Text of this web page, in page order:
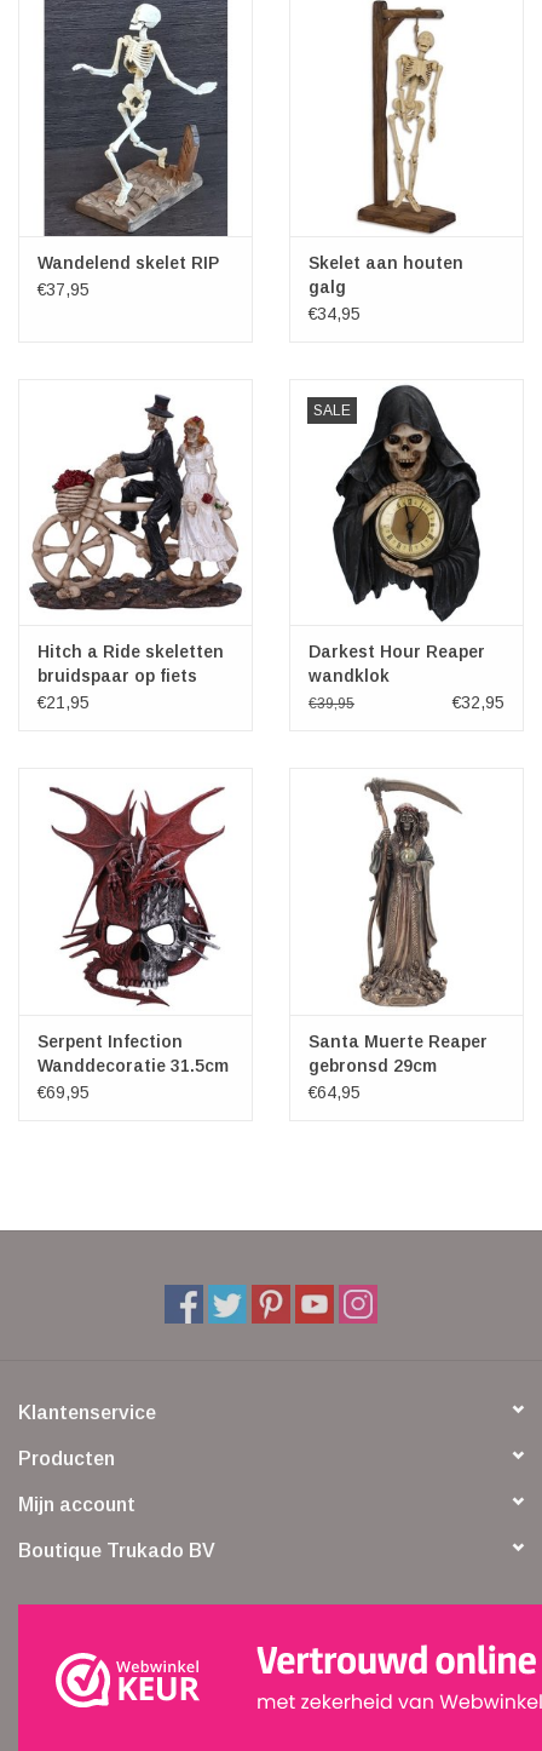
Wandelend skelet RIP
€37,95
Skelet aan houten
galg
€34,95
Hitch a Ride skeletten
bruidspaar op fiets
€21,95
SALE
Darkest Hour Reaper
wandklok
€39,95 €32,95
Serpent Infection
Wanddecoratie 31.5cm
€69,95
Santa Muerte Reaper
gebronsd 29cm
€64,95
Klantenservice
Producten
Mijn account
Boutique Trukado BV